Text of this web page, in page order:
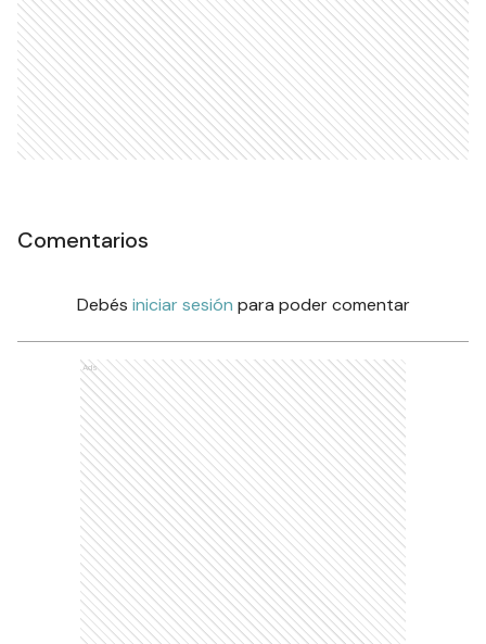
Comentarios
Debés iniciar sesión para poder comentar
Ads